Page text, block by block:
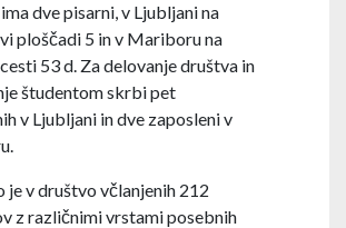
dve pisarni, v Ljubljani na
ploščadi 5 in v Mariboru na
53 d. Za delovanje društva in
študentom skrbi pet
v Ljubljani in dve zaposleni v
je v društvo včlanjenih 212
z različnimi vrstami posebnih